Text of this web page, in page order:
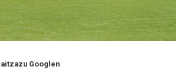
Googlen